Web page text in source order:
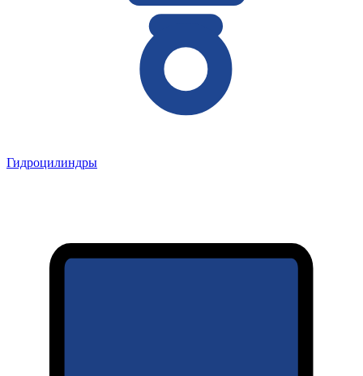
Гидроцилиндры